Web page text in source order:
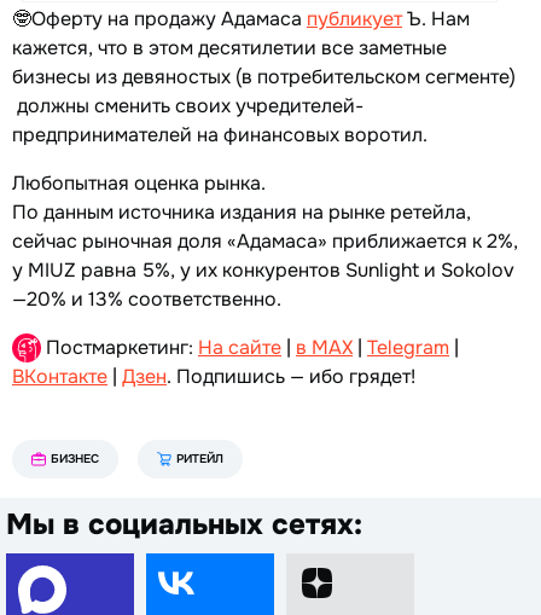
🤓Оферту на продажу Адамаса публикуетЪ. Нам
кажется, что в этом десятилетии все заметные
бизнесы из девяностых (в потребительском сегменте)
должны сменить своих учредителей-
предпринимателей на финансовых воротил.
Любопытная оценка рынка.
По данным источника издания на рынке ретейла,
сейчас рыночная доля «Адамаса» приближается к 2%,
у MIUZ равна 5%, у их конкурентов Sunlight и Sokolov
—20% и 13% соответственно.
Постмаркетинг: На сайте | в MAX | Telegram |
ВКонтакте | Дзен. Подпишись — ибо грядет!
БИЗНЕС РИТЕЙЛ
Мы в социальных сетях: